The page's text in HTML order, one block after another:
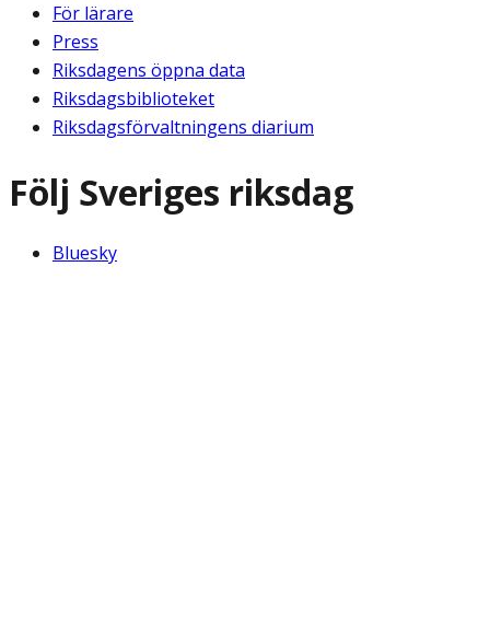
För lärare
Press
Riksdagens öppna data
Riksdagsbiblioteket
Riksdagsförvaltningens diarium
Följ Sveriges riksdag
Bluesky